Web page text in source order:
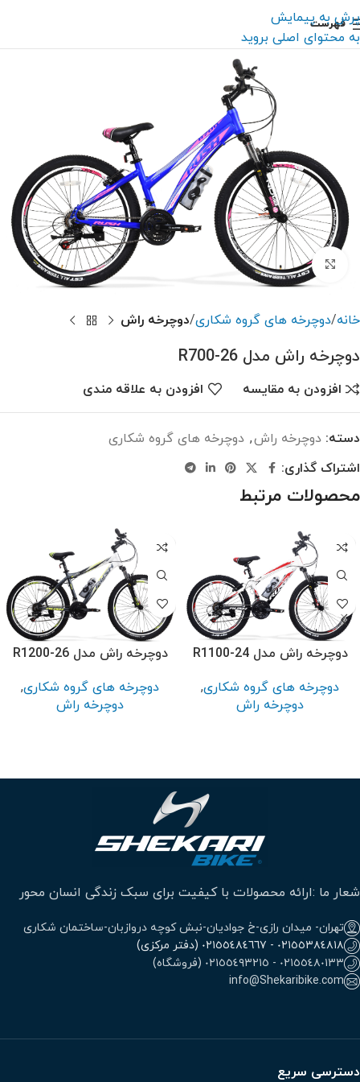
پرش به پیمایش
به محتوای اصلی بروید
فهرست
بزرگنمایی تصویر
خانه دوچرخه های گروه شکاری دوچرخه راش
دوچرخه راش مدل R700-26
افزودن به مقایسه افزودن به علاقه مندی
دسته: دوچرخه راش, دوچرخه های گروه شکاری
اشتراک گذاری:
محصولات مرتبط
دوچرخه راش مدل R1100-24
دوچرخه های گروه شکاری,
دوچرخه راش
دوچرخه راش مدل R1200-26
دوچرخه های گروه شکاری,
دوچرخه راش
شعار ما :ارائه محصولات با کیفیت برای سبک زندگی انسان محور
تهران- میدان رازی-خ جوادیان-نبش کوچه دروازبان-ساختمان شکاری
٠٢١٥٥٣٨٤٨١٨ - ٠٢١٥٥٤٨٤٦٦٧ (دفتر مرکزی)
٠٢١٥٥٤٨٠١٣٣ - ٠٢١٥٥٤٩٣٢١٥ (فروشگاه)
info@Shekaribike.com
دسترسی سریع